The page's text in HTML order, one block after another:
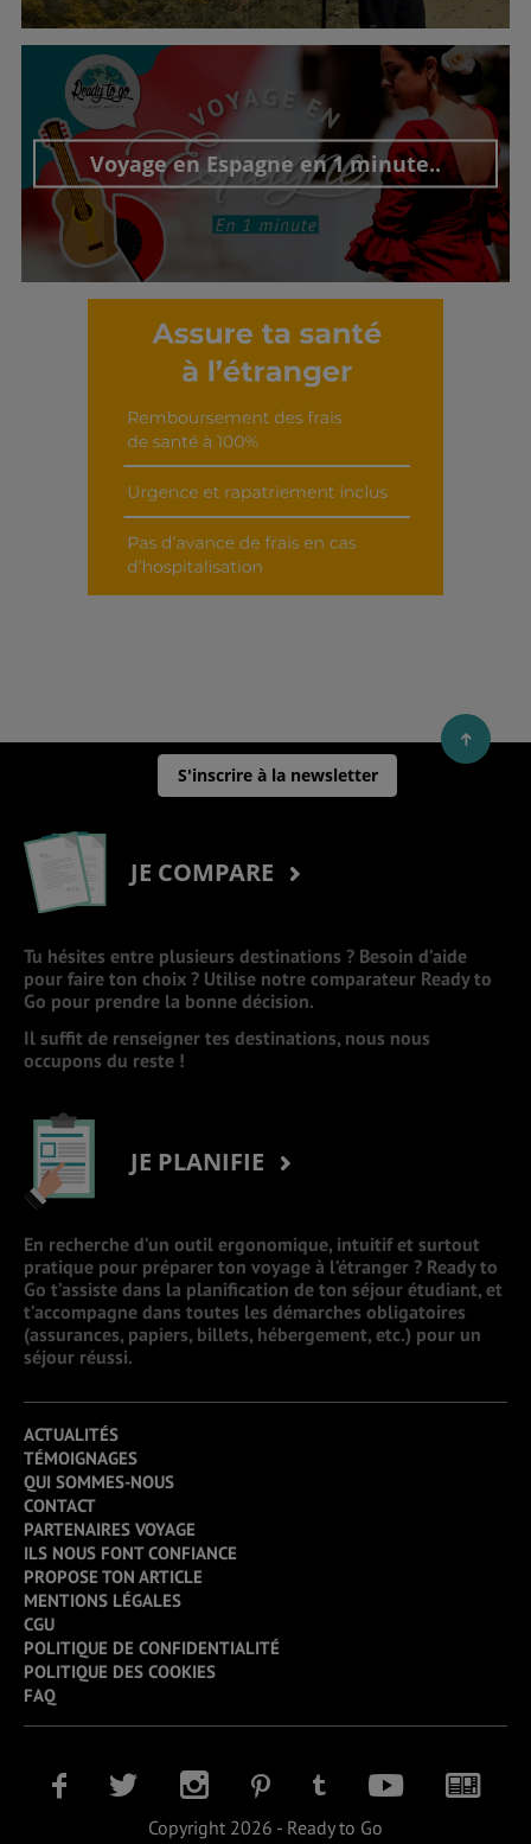
Découvrir cet interview
Voyage en Espagne en 1 minute..
Découvrir cet interview
S'inscrire à la newsletter
JE COMPARE
Tu hésites entre plusieurs destinations ? Besoin d’aide
pour faire ton choix ? Utilise notre comparateur Ready to
Go pour prendre la bonne décision.
Il suffit de renseigner tes destinations, nous nous
occupons du reste !
JE PLANIFIE
En recherche d’un outil ergonomique, intuitif et surtout
pratique pour préparer ton voyage à l’étranger ? Ready to
Go t’assiste dans la planification de ton séjour étudiant, et
t’accompagne dans toutes les démarches obligatoires
(assurances, papiers, billets, hébergement, etc.) pour un
séjour réussi.
ACTUALITÉS
TÉMOIGNAGES
QUI SOMMES-NOUS
CONTACT
PARTENAIRES VOYAGE
ILS NOUS FONT CONFIANCE
PROPOSE TON ARTICLE
MENTIONS LÉGALES
CGU
POLITIQUE DE CONFIDENTIALITÉ
POLITIQUE DES COOKIES
FAQ
Copyright 2026 - Ready to Go